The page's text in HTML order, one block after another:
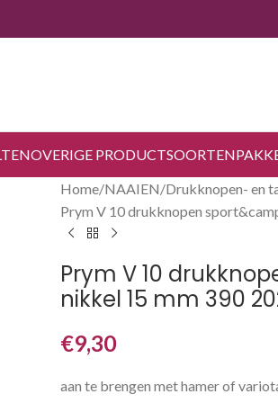
OVERIGE PRODUCTSOORTEN
Home NAAIEN Drukknopen- en
Prym V 10 drukknopen
Prym V 10
nikkel 15 mm 390
€9,30
aan te brengen met hamer of